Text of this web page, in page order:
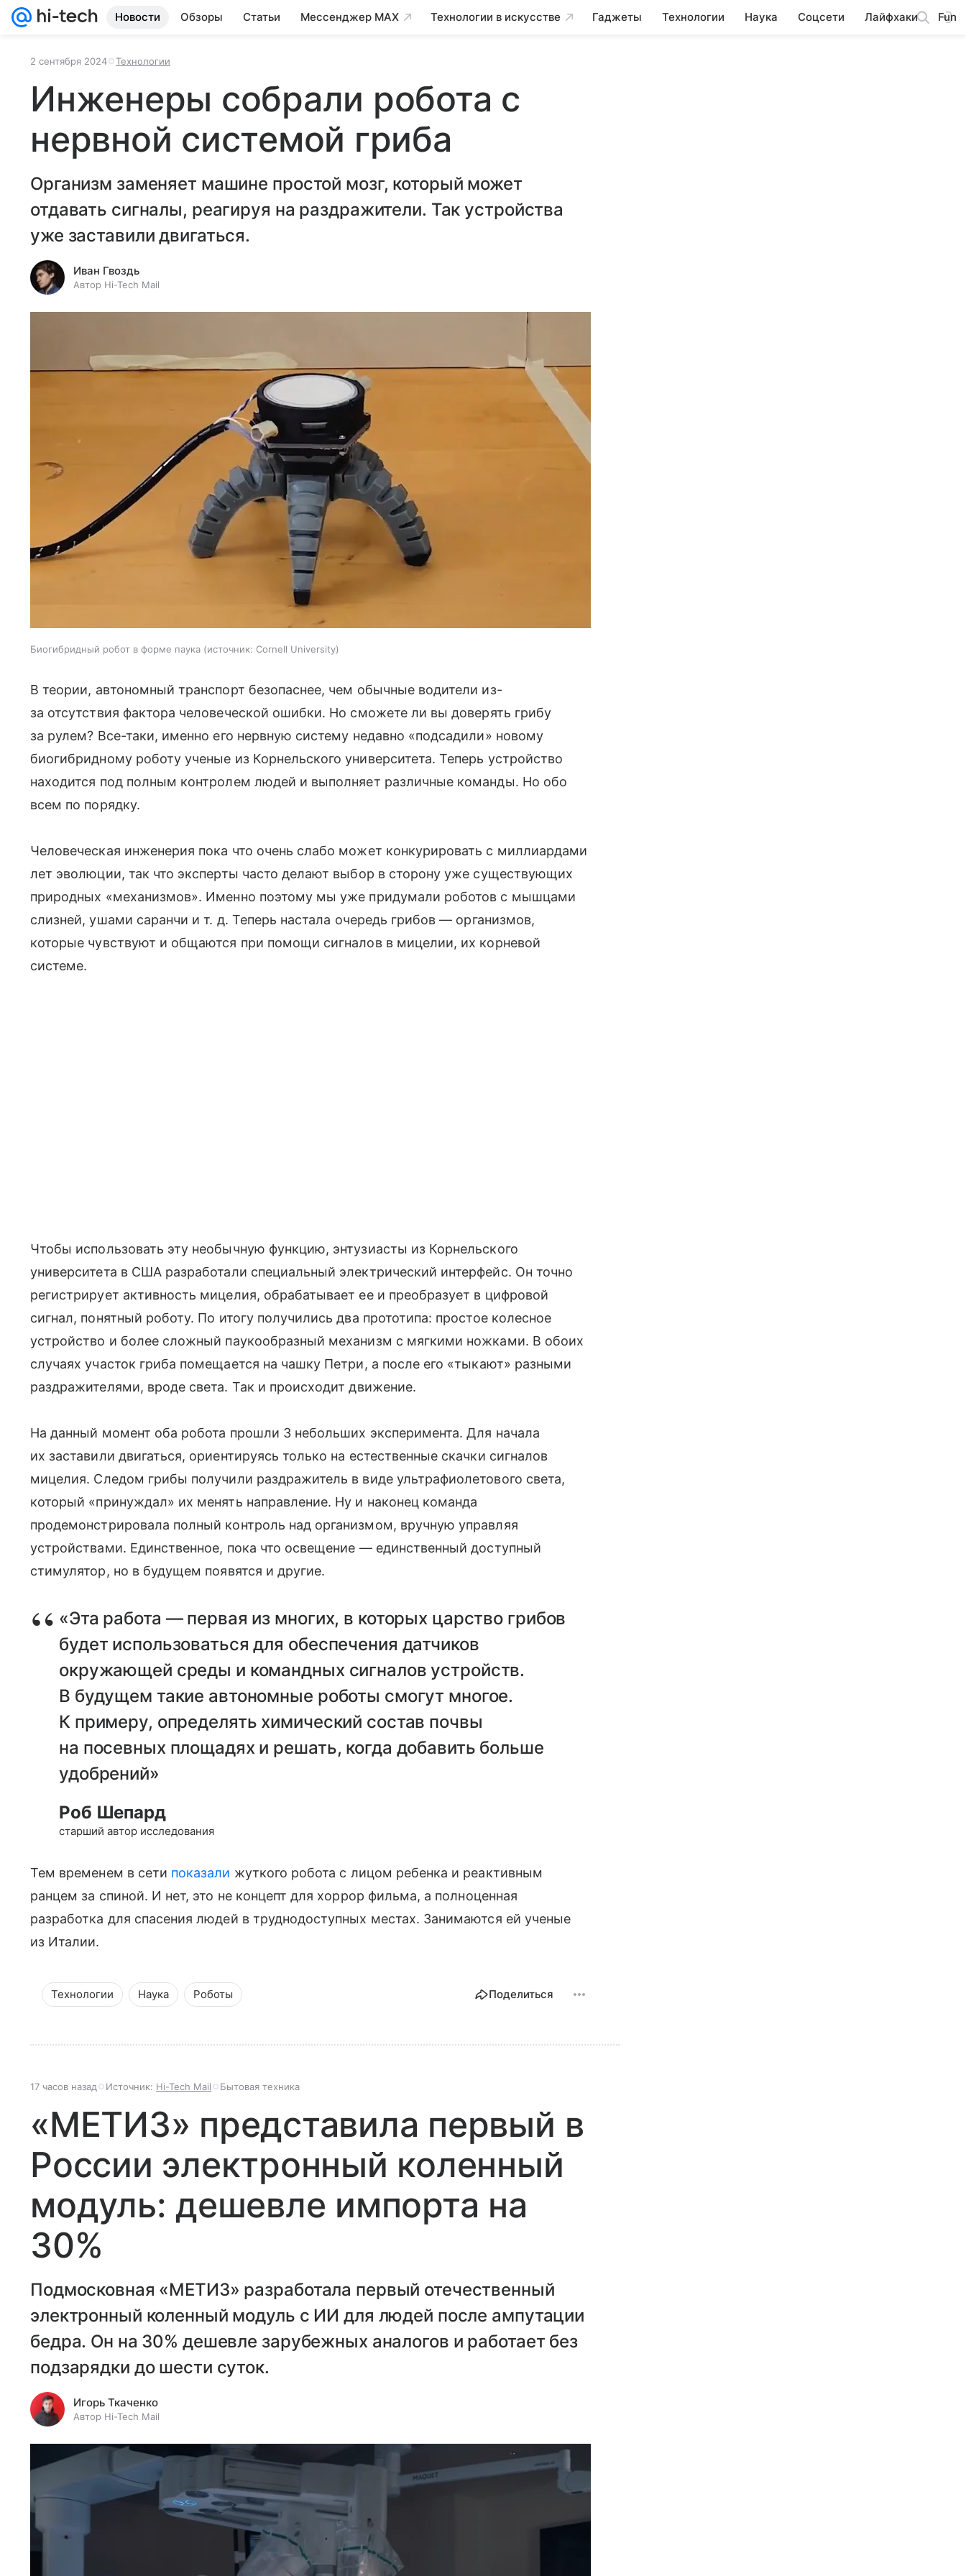
Новости Обзоры Статьи Мессенджер MAX Технологии в искусстве Гаджеты Технологии Наука Соцсети Лайфхаки Fun
2 сентября 2024 Технологии
Инженеры собрали робота с
нервной системой гриба
Организм заменяет машине простой мозг, который может
отдавать сигналы, реагируя на раздражители. Так устройства
уже заставили двигаться.
Иван Гвоздь
Автор Hi-Tech Mail
Биогибридный робот в форме паука источник: Cornell University
В теории, автономный транспорт безопаснее, чем обычные водители из-
за отсутствия фактора человеческой ошибки. Но сможете ли вы доверять грибу
за рулем? Все-таки, именно его нервную систему недавно «подсадили» новому
биогибридному роботу ученые из Корнельского университета. Теперь устройство
находится под полным контролем людей и выполняет различные команды. Но обо
всем по порядку.
Человеческая инженерия пока что очень слабо может конкурировать с миллиардами
лет эволюции, так что эксперты часто делают выбор в сторону уже существующих
природных «механизмов». Именно поэтому мы уже придумали роботов с мышцами
слизней, ушами саранчи и т. д. Теперь настала очередь грибов — организмов,
которые чувствуют и общаются при помощи сигналов в мицелии, их корневой
системе.
Чтобы использовать эту необычную функцию, энтузиасты из Корнельского
университета в США разработали специальный электрический интерфейс. Он точно
регистрирует активность мицелия, обрабатывает ее и преобразует в цифровой
сигнал, понятный роботу. По итогу получились два прототипа: простое колесное
устройство и более сложный паукообразный механизм с мягкими ножками. В обоих
случаях участок гриба помещается на чашку Петри, а после его «тыкают» разными
раздражителями, вроде света. Так и происходит движение.
На данный момент оба робота прошли 3 небольших эксперимента. Для начала
их заставили двигаться, ориентируясь только на естественные скачки сигналов
мицелия. Следом грибы получили раздражитель в виде ультрафиолетового света,
который «принуждал» их менять направление. Ну и наконец команда
продемонстрировала полный контроль над организмом, вручную управляя
устройствами. Единственное, пока что освещение — единственный доступный
стимулятор, но в будущем появятся и другие.
«Эта работа — первая из многих, в которых царство грибов
будет использоваться для обеспечения датчиков
окружающей среды и командных сигналов устройств.
В будущем такие автономные роботы смогут многое.
К примеру, определять химический состав почвы
на посевных площадях и решать, когда добавить больше
удобрений»
Роб Шепард
старший автор исследования
Тем временем в сети показали жуткого робота с лицом ребенка и реактивным
ранцем за спиной. И нет, это не концепт для хоррор фильма, а полноценная
разработка для спасения людей в труднодоступных местах. Занимаются ей ученые
из Италии.
Технологии Наука Роботы Поделиться
17 часов назад Источник: Hi-Tech Mail Бытовая техника
«МЕТИЗ» представила первый в
России электронный коленный
модуль: дешевле импорта на
30%
Подмосковная «МЕТИЗ» разработала первый отечественный
электронный коленный модуль с ИИ для людей после ампутации
бедра. Он на 30% дешевле зарубежных аналогов и работает без
подзарядки до шести суток.
Игорь Ткаченко
Автор Hi-Tech Mail